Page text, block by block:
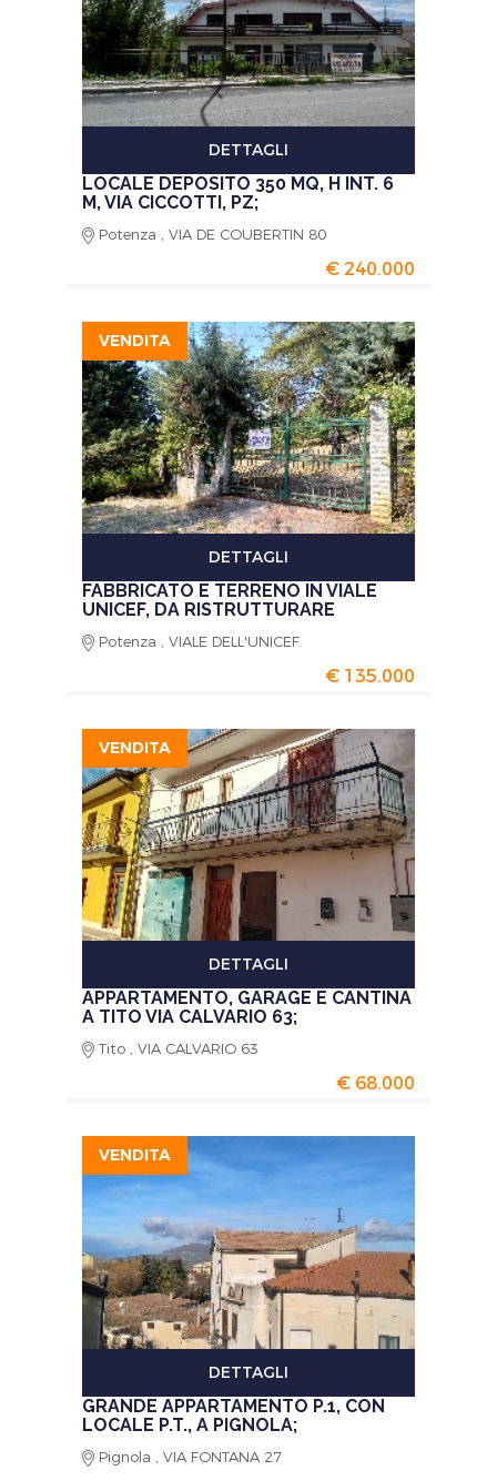
DETTAGLI
LOCALE DEPOSITO 350 MQ, H INT. 6
M, VIA CICCOTTI, PZ;
Potenza , VIA DE COUBERTIN 80
€ 240.000
VENDITA
DETTAGLI
FABBRICATO E TERRENO IN VIALE
UNICEF, DA RISTRUTTURARE
Potenza , VIALE DELL'UNICEF
€ 135.000
VENDITA
DETTAGLI
APPARTAMENTO, GARAGE E CANTINA
A TITO VIA CALVARIO 63;
Tito , VIA CALVARIO 63
€ 68.000
VENDITA
DETTAGLI
GRANDE APPARTAMENTO P.1, CON
LOCALE P.T., A PIGNOLA;
Pignola , VIA FONTANA 27